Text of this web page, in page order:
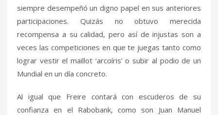
siempre desempeñó un digno papel en sus anteriores
participaciones. Quizás no obtuvo merecida
recompensa a su calidad, pero así de injustas son a
veces las competiciones en que te juegas tanto como
lograr vestir el maillot ‘arcoíris’ o subir al podio de un
Mundial en un día concreto.
Al igual que Freire contará con escuderos de su
confianza en el Rabobank, como son Juan Manuel